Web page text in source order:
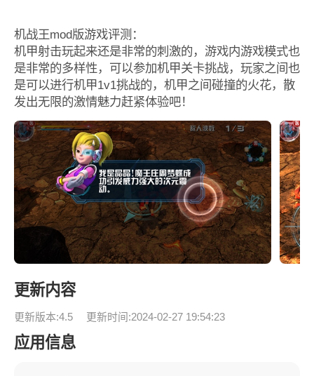
机战王mod版游戏评测：
机甲射击玩起来还是非常的刺激的，游戏内游戏模式也
是非常的多样性，可以参加机甲关卡挑战，玩家之间也
是可以进行机甲1v1挑战的，机甲之间碰撞的火花，散
发出无限的激情魅力赶紧体验吧！
更新内容
更新版本:4.5 更新时间:2024-02-27 19:54:23
应用信息